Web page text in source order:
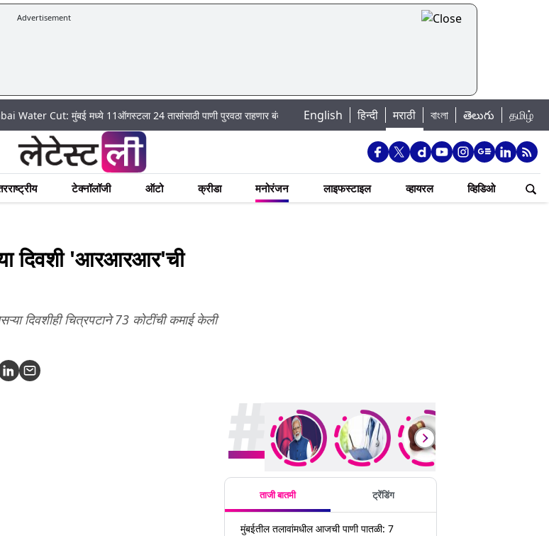
Advertisement
मुंबई मध्ये 11ऑगस्टला 24 तासांसाठी पाणी पुरवठा राहणार बंद; पहा कुठे असेल पाणी बंद| Madhur Satta Matka: मधूर सट्टा मटका बद्दल काही
English हिन्दी मराठी বাংলা తెలుగు தமிழ்
टेक्नॉलॉजी ऑटो क्रीडा मनोरंजन लाइफस्टाइल व्हायरल व्हिडिओ
दिवशी 'आरआरआर'ची
दिवशीही चित्रपटाने 73 कोटींची कमाई केली
ताजी बातमी ट्रेंडिंग
मुंबईतील तलावांमधील आजची पाणी पातळी: 7